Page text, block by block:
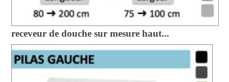
receveur de douche sur mesure haut...